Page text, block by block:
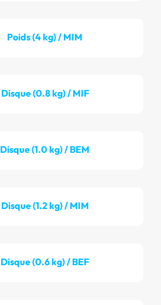
Poids (4 kg) / MIM
Disque (0.8 kg) / MIF
Disque (1.0 kg) / BEM
Disque (1.2 kg) / MIM
Disque (0.6 kg) / BEF